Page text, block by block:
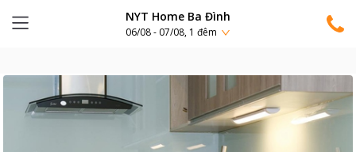
NYT Home Ba Đình
06/08 - 07/08, 1 đêm